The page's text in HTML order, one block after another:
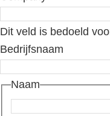
Dit veld is bedoeld
Bedrijfsnaam
Naam